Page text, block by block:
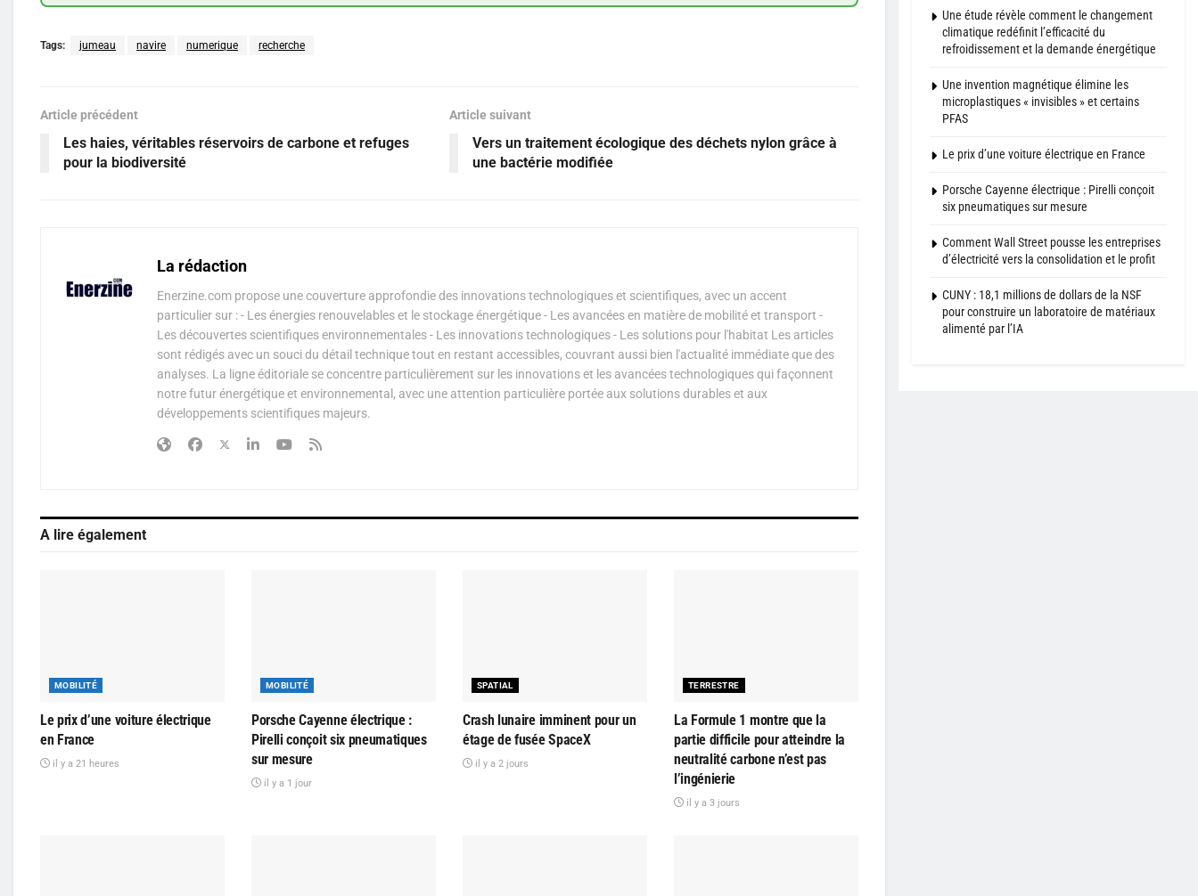
Tags: jumeau navire numerique recherche
Article précédent
Les haies, véritables réservoirs de carbone et refuges
pour la biodiversité
Article suivant
Vers un traitement écologique des déchets nylon grâce à
une bactérie modifiée
La rédaction
Enerzine.com propose une couverture approfondie des innovations technologiques et scientifiques, avec un accent
particulier sur : - Les énergies renouvelables et le stockage énergétique - Les avancées en matière de mobilité et transport -
Les découvertes scientifiques environnementales - Les innovations technologiques - Les solutions pour l'habitat Les articles
sont rédigés avec un souci du détail technique tout en restant accessibles, couvrant aussi bien l'actualité immédiate que des
analyses. La ligne éditoriale se concentre particulièrement sur les innovations et les avancées technologiques qui façonnent
notre futur énergétique et environnemental, avec une attention particulière portée aux solutions durables et aux
développements scientifiques majeurs.
A lire également
MOBILITÉ
Le prix d’une voiture électrique
en France
il y a 21 heures
MOBILITÉ
Porsche Cayenne électrique :
Pirelli conçoit six pneumatiques
sur mesure
il y a 1 jour
SPATIAL
Crash lunaire imminent pour un
étage de fusée SpaceX
il y a 2 jours
TERRESTRE
La Formule 1 montre que la
partie difficile pour atteindre la
neutralité carbone n’est pas
l’ingénierie
il y a 3 jours
Une étude révèle comment le changement
climatique redéfinit l’efficacité du
refroidissement et la demande énergétique
Une invention magnétique élimine les
microplastiques « invisibles » et certains
PFAS
Le prix d’une voiture électrique en France
Porsche Cayenne électrique : Pirelli conçoit
six pneumatiques sur mesure
Comment Wall Street pousse les entreprises
d’électricité vers la consolidation et le profit
CUNY : 18,1 millions de dollars de la NSF
pour construire un laboratoire de matériaux
alimenté par l’IA